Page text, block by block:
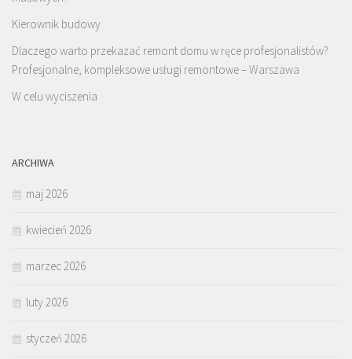
Kierownik budowy
Dlaczego warto przekazać remont domu w ręce profesjonalistów?
Profesjonalne, kompleksowe usługi remontowe – Warszawa
W celu wyciszenia
ARCHIWA
maj 2026
kwiecień 2026
marzec 2026
luty 2026
styczeń 2026